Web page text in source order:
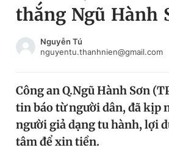
Chuyên mục khác
Chào ngày mới
Video
Tin đã xem
Đăng xuất
thắng Ngũ Hành
Nguyễn Tú
nguyentu.thanhnien@gmail.com
Công an Q.Ngũ Hành Sơn
tin báo từ người dân, đã kịp
người giả dạng tu hành, lợi
tâm để xin tiền.